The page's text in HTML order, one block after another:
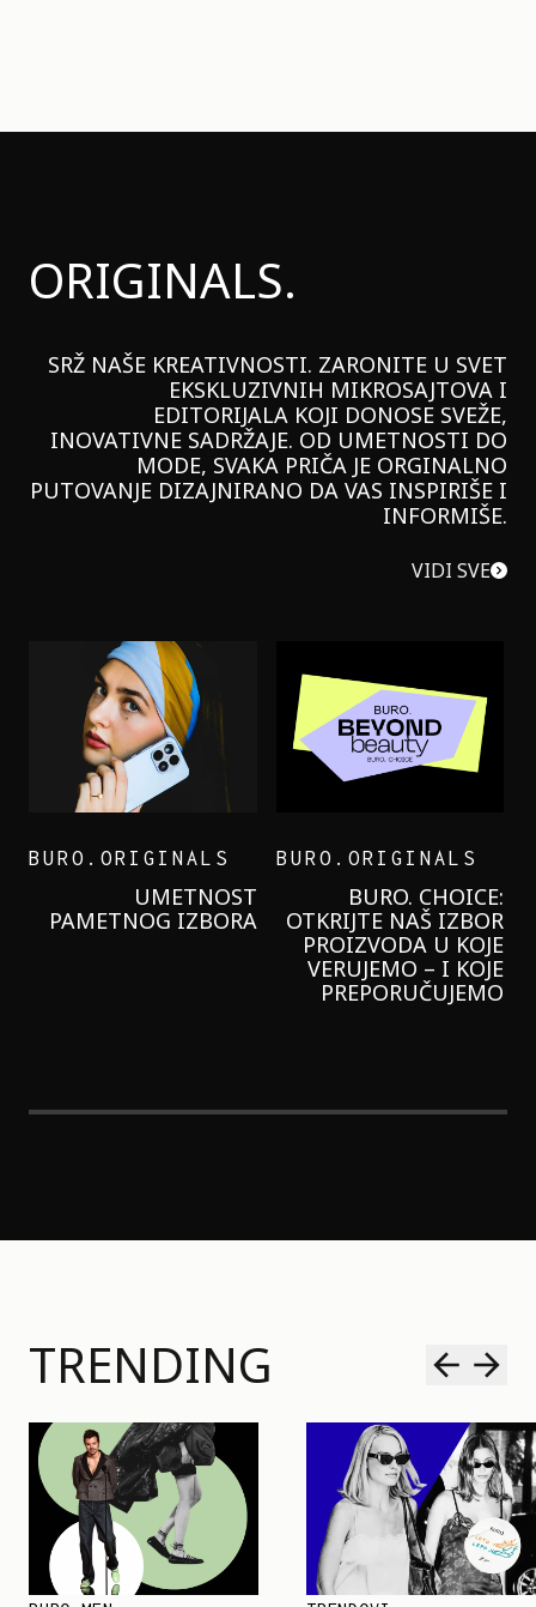
ORIGINALS.
SRŽ NAŠE KREATIVNOSTI. ZARONITE U SVET
EKSKLUZIVNIH MIKROSAJTOVA I
EDITORIJALA KOJI DONOSE SVEŽE,
INOVATIVNE SADRŽAJE. OD UMETNOSTI DO
MODE, SVAKA PRIČA JE ORGINALNO
PUTOVANJE DIZAJNIRANO DA VAS INSPIRIŠE I
INFORMIŠE.
VIDI SVE
GARNIER KREMU I
NIKADA NIŠTA
LAGANIJE NISAM
KORISTILA
TRENDING